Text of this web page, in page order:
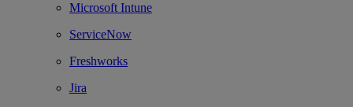
Microsoft Intune
ServiceNow
Freshworks
Jira